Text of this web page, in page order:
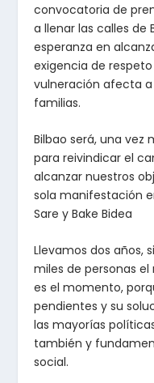
convocatoria de
a llenar las calles de
esperanza en
exigencia de
vulneración afecta a
familias.
Bilbao será, una
para reivindicar el
alcanzar nuestros
sola manifestación
Sare y Bake Bidea
Llevamos dos años,
miles de personas el
es el momento,
pendientes y su
las mayorías
también y
social.